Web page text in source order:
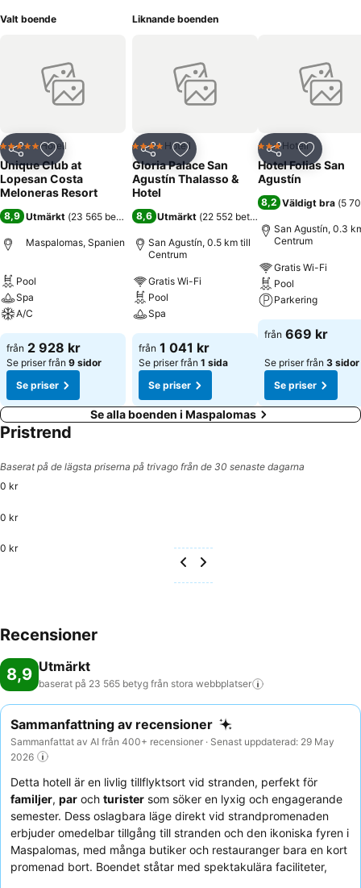
Valt boende
Dela Lägg till i Mina Favoriter
5 StjärnorHotell
Unique Club at
Lopesan Costa
Meloneras Resort
8,9 Utmärkt (23 565 betyg )
Maspalomas, Spanien
Pool
Spa
A/C
från 2 928 kr
Se priser från 9 sidor
Se priser
Liknande boenden
Dela Lägg till i Mina Favoriter
4 StjärnorHotell
Gloria Palace San
Agustín Thalasso &
Hotel
8,6 Utmärkt (22 552 betyg
San Agustín, 0.5 km till
Centrum
Gratis Wi-Fi
Pool
Spa
från 1 041 kr
Se priser från 1 sida
Se priser
Dela Lägg till
3 Stjärnor
Hotell
Hotel Folias San
Agustín
8,2 Väldigt bra (5
San Agustín, 0.3
Centrum
Gratis Wi-Fi
Pool
Parkering
från 669 kr
Se priser från 3 sidor
Se priser
Se alla boenden i Maspalomas
Pristrend
Baserat på de lägsta priserna på trivago från de 30 senaste dagarna
0 kr
0 kr
0 kr
Recensioner
8,9 Utmärkt
baserat på 23 565 betyg från stora webbplatser
Sammanfattning av recensioner
Sammanfattat av AI från 400+ recensioner · Senast uppdaterad: 29 May
2026
Detta hotell är en livlig tillflyktsort vid stranden, perfekt för
familjer, par och turister som söker en lyxig och engagerande
semester. Dess oslagbara läge direkt vid strandpromenaden
erbjuder omedelbar tillgång till stranden och den ikoniska fyren i
Maspalomas, med många butiker och restauranger bara en kort
promenad bort. Boendet ståtar med spektakulära faciliteter,